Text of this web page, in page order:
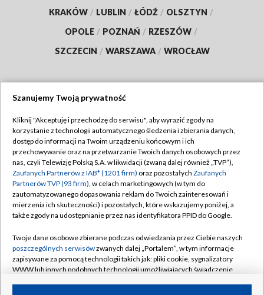
KRAKÓW / LUBLIN / ŁÓDŹ / OLSZTYN /
OPOLE / POZNAŃ / RZESZÓW /
SZCZECIN / WARSZAWA / WROCŁAW
TVP
Abonament TVP
Emisja w TVP
Centrum informacji TVP
Naziemna Telewizja Cyfrowa
Rada Programowa
System NOS
Informacje o nadawcy
Regulamin TVP
Polityka prywatności
Moje zgody
Pomoc
Kontakt
Kanały
Szanujemy Twoją prywatność
Kliknij "Akceptuję i przechodzę do serwisu", aby wyrazić zgody na
korzystanie z technologii automatycznego śledzenia i zbierania danych,
dostęp do informacji na Twoim urządzeniu końcowym i ich
przechowywanie oraz na przetwarzanie Twoich danych osobowych przez
nas, czyli Telewizję Polską S.A. w likwidacji (zwaną dalej również „TVP”),
Zaufanych Partnerów z IAB* (1201 firm) oraz pozostałych Zaufanych
Partnerów TVP (93 firm), w celach marketingowych (w tym do
zautomatyzowanego dopasowania reklam do Twoich zainteresowań i
mierzenia ich skuteczności) i pozostałych, które wskazujemy poniżej, a
także zgody na udostępnianie przez nas identyfikatora PPID do Google.
Twoje dane osobowe zbierane podczas odwiedzania przez Ciebie naszych
poszczególnych serwisówzwanych dalej „Portalem”, w tym informacje
zapisywane za pomocą technologii takich jak: pliki cookie, sygnalizatory
WWW lub innych podobnych technologii umożliwiających świadczenie